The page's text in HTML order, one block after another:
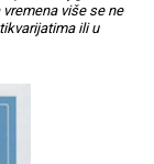
više se ne
ili u